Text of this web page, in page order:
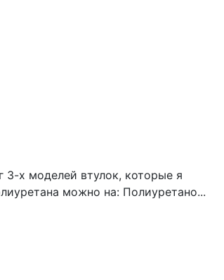
3-х моделей втулок, которые я
можно на: Полиуретано...